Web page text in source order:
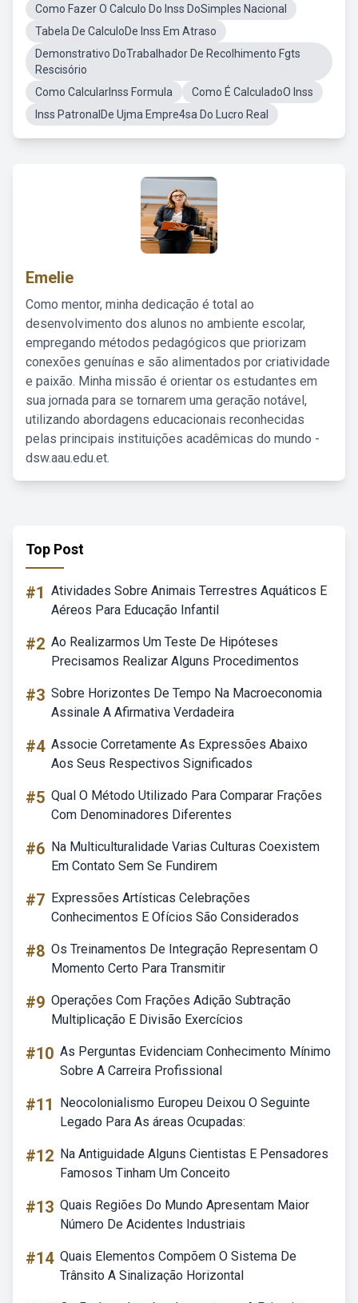
Como Fazer O Calculo Do Inss DoSimples Nacional
Tabela De CalculoDe Inss Em Atraso
Demonstrativo DoTrabalhador De Recolhimento Fgts
Rescisório
Como CalcularInss Formula
Como É CalculadoO Inss
Inss PatronalDe Ujma Empre4sa Do Lucro Real
Emelie
Como mentor, minha dedicação é total ao
desenvolvimento dos alunos no ambiente escolar,
empregando métodos pedagógicos que priorizam
conexões genuínas e são alimentados por criatividade
e paixão. Minha missão é orientar os estudantes em
sua jornada para se tornarem uma geração notável,
utilizando abordagens educacionais reconhecidas
pelas principais instituições acadêmicas do mundo -
dsw.aau.edu.et.
Top Post
#1 Atividades Sobre Animais Terrestres Aquáticos E
Aéreos Para Educação Infantil
#2 Ao Realizarmos Um Teste De Hipóteses
Precisamos Realizar Alguns Procedimentos
#3 Sobre Horizontes De Tempo Na Macroeconomia
Assinale A Afirmativa Verdadeira
#4 Associe Corretamente As Expressões Abaixo
Aos Seus Respectivos Significados
#5 Qual O Método Utilizado Para Comparar Frações
Com Denominadores Diferentes
#6 Na Multiculturalidade Varias Culturas Coexistem
Em Contato Sem Se Fundirem
#7 Expressões Artísticas Celebrações
Conhecimentos E Ofícios São Considerados
#8 Os Treinamentos De Integração Representam O
Momento Certo Para Transmitir
#9 Operações Com Frações Adição Subtração
Multiplicação E Divisão Exercícios
#10 As Perguntas Evidenciam Conhecimento Mínimo
Sobre A Carreira Profissional
#11
Neocolonialismo Europeu Deixou O Seguinte
Legado Para As áreas Ocupadas:
#12 Na Antiguidade Alguns Cientistas E Pensadores
Famosos Tinham Um Conceito
#13 Quais Regiões Do Mundo Apresentam Maior
Número De Acidentes Industriais
#14 Quais Elementos Compõem O Sistema De
Trânsito A Sinalização Horizontal